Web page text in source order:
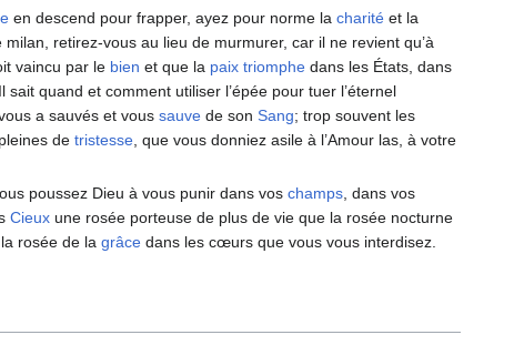
en descend pour frapper, ayez pour norme lacharité et la
retirez-vous au lieu de murmurer, car il ne revient qu’à
vaincu par le bien et que la paix triomphe dans les États, dans
quand et comment utiliser l’épée pour tuer l’éternel
a sauvés et voussauve de sonSang; trop souvent les
detristesse, que vous donniez asile à l’Amour las, à votre
poussez Dieu à vous punir dans voschamps, dans vos
Cieux une rosée porteuse de plus de vie que la rosée nocturne
la rosée de lagrâce dans les cœurs que vous vous interdisez.